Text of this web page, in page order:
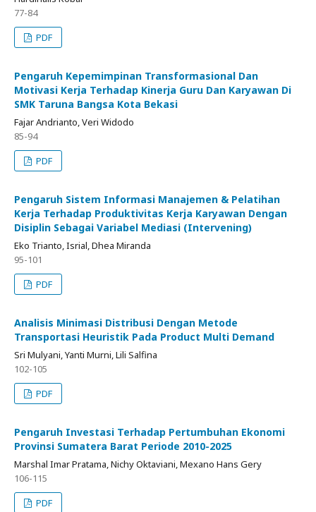
77-84
PDF
Pengaruh Kepemimpinan Transformasional Dan
Motivasi Kerja Terhadap Kinerja Guru Dan Karyawan Di
SMK Taruna Bangsa Kota Bekasi
Fajar Andrianto, Veri Widodo
85-94
PDF
Pengaruh Sistem Informasi Manajemen & Pelatihan
Kerja Terhadap Produktivitas Kerja Karyawan Dengan
Disiplin Sebagai Variabel Mediasi (Intervening)
Eko Trianto, Isrial, Dhea Miranda
95-101
PDF
Analisis Minimasi Distribusi Dengan Metode
Transportasi Heuristik Pada Product Multi Demand
Sri Mulyani, Yanti Murni, Lili Salfina
102-105
PDF
Pengaruh Investasi Terhadap Pertumbuhan Ekonomi
Provinsi Sumatera Barat Periode 2010-2025
Marshal Imar Pratama, Nichy Oktaviani, Mexano Hans Gery
106-115
PDF